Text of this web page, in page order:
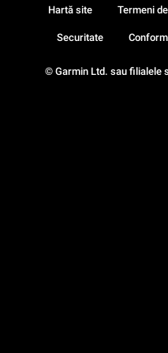
© Garmin Ltd. sau filialele
Hartă site Termeni
Securitate